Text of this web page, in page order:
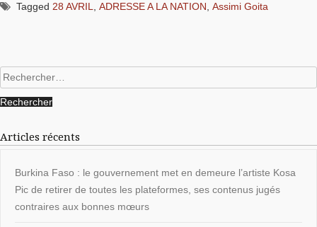
Tagged 28 AVRIL, ADRESSE A LA NATION, Assimi Goita
Rechercher :
Articles récents
Burkina Faso : le gouvernement met en demeure l’artiste Kosa
Pic de retirer de toutes les plateformes, ses contenus jugés
contraires aux bonnes mœurs